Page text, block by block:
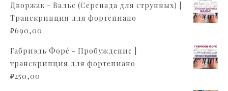
Дворжак - Вальс (Серенада для струнных) |
Транскрипция для фортепиано
₽690,00
Габриэль Форé - Пробуждение |
транскрипция для фортепиано
₽250,00